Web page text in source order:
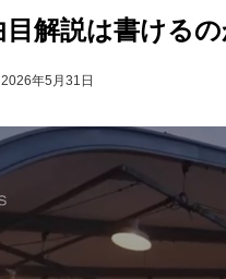
目解説は書ける
2026年5月31日